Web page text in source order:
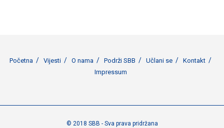
Početna Vijesti O nama Podrži SBB Učlani se
Kontakt
Impressum
© 2018 SBB - Sva prava pridržana